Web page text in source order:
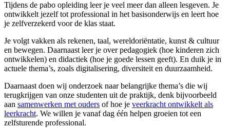
Tijdens de pabo opleiding leer je veel meer dan alleen lesgeven. Je
ontwikkelt jezelf tot professional in het basisonderwijs en leert hoe
je zelfverzekerd voor de klas staat.
Je volgt vakken als rekenen, taal, wereldoriëntatie, kunst & cultuur
en bewegen. Daarnaast leer je over pedagogiek (hoe kinderen zich
ontwikkelen) en didactiek (hoe je goede lessen geeft). En duik je in
actuele thema’s, zoals digitalisering, diversiteit en duurzaamheid.
Daarnaast doen wij onderzoek naar belangrijke thema’s die wij
terugkrijgen van onze studenten uit de praktijk, denk bijvoorbeeld
aan samenwerken met ouders of hoe je veerkracht ontwikkelt als
leerkracht. We willen je vanaf dag één helpen groeien tot een
zelfsturende professional.